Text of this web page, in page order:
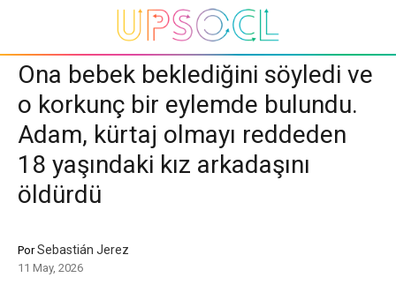
Ona bebek beklediğini söyledi ve
o korkunç bir eylemde bulundu.
Adam, kürtaj olmayı reddeden
18 yaşındaki kız arkadaşını
öldürdü
PorSebastián Jerez
11 May, 2026